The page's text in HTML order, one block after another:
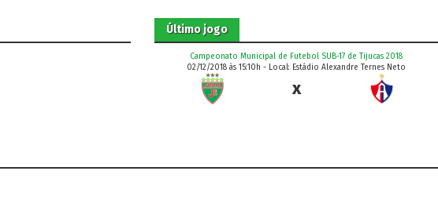
Último jogo
Campeonato Municipal de Futebol SUB-17 de Tijucas 2018
02/12/2018 às 15:10h - Local: Estádio Alexandre Ternes Neto
x